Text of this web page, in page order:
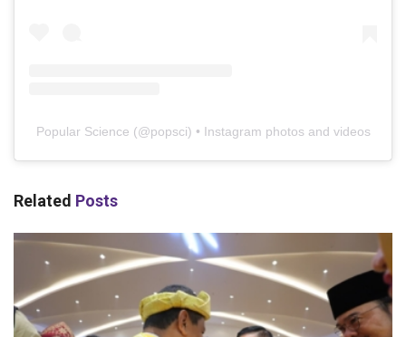
Popular Science (@popsci) • Instagram photos and videos
Related Posts